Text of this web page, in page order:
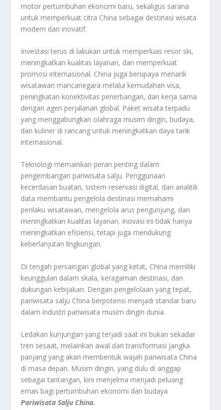
motor pertumbuhan ekonomi baru, sekaligus sarana
untuk memperkuat citra China sebagai destinasi wisata
modern dan inovatif.
Investasi terus di lakukan untuk memperluas resor ski,
meningkatkan kualitas layanan, dan memperkuat
promosi internasional. China juga berupaya menarik
wisatawan mancanegara melalui kemudahan visa,
peningkatan konektivitas penerbangan, dan kerja sama
dengan agen perjalanan global. Paket wisata terpadu
yang menggabungkan olahraga musim dingin, budaya,
dan kuliner di rancang untuk meningkatkan daya tarik
internasional.
Teknologi memainkan peran penting dalam
pengembangan pariwisata salju. Penggunaan
kecerdasan buatan, sistem reservasi digital, dan analitik
data membantu pengelola destinasi memahami
perilaku wisatawan, mengelola arus pengunjung, dan
meningkatkan kualitas layanan. Inovasi ini tidak hanya
meningkatkan efisiensi, tetapi juga mendukung
keberlanjutan lingkungan.
Di tengah persaingan global yang ketat, China memiliki
keunggulan dalam skala, keragaman destinasi, dan
dukungan kebijakan. Dengan pengelolaan yang tepat,
pariwisata salju China berpotensi menjadi standar baru
dalam industri pariwisata musim dingin dunia.
Ledakan kunjungan yang terjadi saat ini bukan sekadar
tren sesaat, melainkan awal dari transformasi jangka
panjang yang akan membentuk wajah pariwisata China
di masa depan. Musim dingin, yang dulu di anggap
sebagai tantangan, kini menjelma menjadi peluang
emas bagi pertumbuhan ekonomi dan budaya
Pariwisata Salju China.